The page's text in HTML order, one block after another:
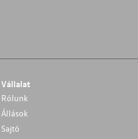
Vállalat
Rólunk
Állások
Sajtó